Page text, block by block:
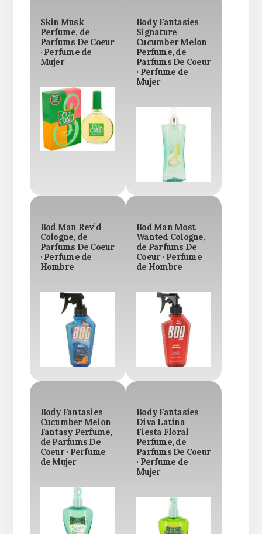
Skin Musk
Perfume, de
Parfums De Coeur
· Perfume de
Mujer
Body Fantasies
Signature
Cucumber Melon
Perfume, de
Parfums De Coeur
· Perfume de
Mujer
Bod Man Rev’d
Cologne, de
Parfums De Coeur
· Perfume de
Hombre
Bod Man Most
Wanted Cologne,
de Parfums De
Coeur · Perfume
de Hombre
Body Fantasies
Cucumber Melon
Fantasy Perfume,
de Parfums De
Coeur · Perfume
de Mujer
Body Fantasies
Diva Latina
Fiesta Floral
Perfume, de
Parfums De Coeur
· Perfume de
Mujer